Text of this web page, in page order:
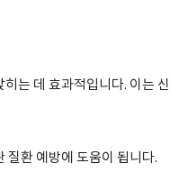
는 데 효과적입니다. 이는 신
질환 예방에 도움이 됩니다.